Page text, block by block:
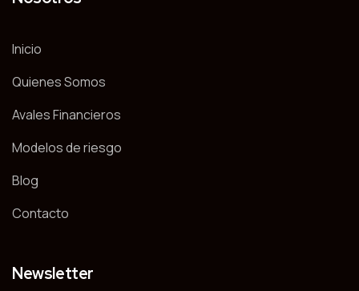
Inicio
Quienes Somos
Avales Financieros
Modelos de riesgo
Blog
Contacto
Newsletter